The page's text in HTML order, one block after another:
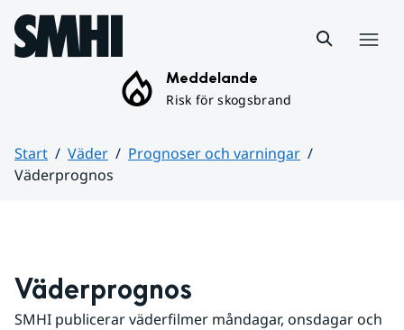
Hoppa till sidans innehåll
Meddelande
Risk för skogsbrand
Start Väder
Prognoser och varningar
Väderprognos
Väderprognos
SMHI publicerar väderfilmer måndagar, onsdagar och